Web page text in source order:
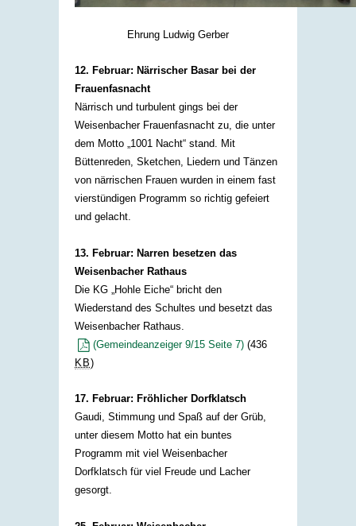
Ehrung Ludwig Gerber
12. Februar: Närrischer Basar bei der
Frauenfasnacht
Närrisch und turbulent gings bei der
Weisenbacher Frauenfasnacht zu, die unter
dem Motto „1001 Nacht“ stand. Mit
Büttenreden, Sketchen, Liedern und Tänzen
von närrischen Frauen wurden in einem fast
vierstündigen Programm so richtig gefeiert
und gelacht.​
13. Februar: Narren besetzen das
Weisenbacher Rathaus
Die KG „Hohle Eiche“ bricht den
Wiederstand des Schultes und besetzt das
Weisenbacher Rathaus.
(Gemeindeanzeiger 9/15 Seite 7) (436
KB)
17. Februar: Fröhlicher Dorfklatsch
Gaudi, Stimmung und Spaß auf der Grüb,
unter diesem Motto hat ein buntes
Programm mit viel Weisenbacher
Dorfklatsch für viel Freude und Lacher
gesorgt.​